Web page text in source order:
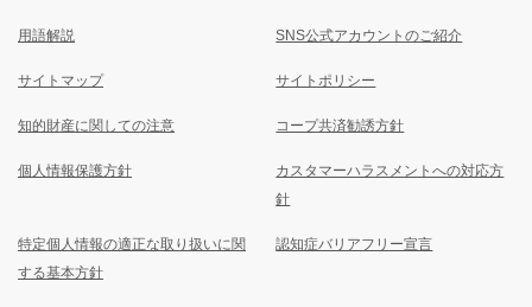
用語解説 SNS公式アカウントのご紹介
サイトマップ サイトポリシー
知的財産に関しての注意 コープ共済勧誘方針
個人情報保護方針
カスタマーハラスメントへの対応方
針
特定個人情報の適正な取り扱いに関
する基本方針
認知症バリアフリー宣言